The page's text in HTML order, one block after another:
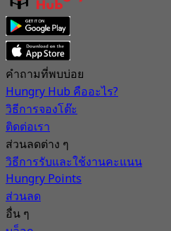
คำถามที่พบบ่อย
Hungry Hub คืออะไร?
วิธีการจองโต๊ะ
ติดต่อเรา
ส่วนลดต่าง ๆ
วิธีการรับและใช้งานคะแนน
Hungry Points
ส่วนลด
อื่น ๆ